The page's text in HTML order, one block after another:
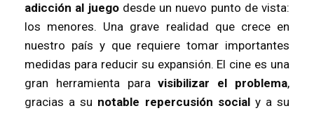
adicción al juegodesde un nuevo punto de vista:
los menores. Una grave realidad que crece en
nuestro país y que requiere tomar importantes
medidas para reducir su expansión. El cine es una
gran herramienta paravisibilizar el problema,
gracias a su notable repercusión social y a su